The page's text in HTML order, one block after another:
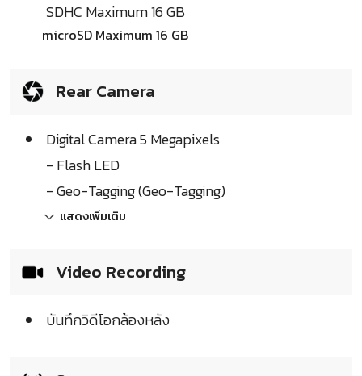
SDHC Maximum 16 GB
microSD Maximum 16 GB
Rear Camera
Digital Camera 5 Megapixels
- Flash LED
- Geo-Tagging (Geo-Tagging)
แสดงเพิ่มเติม
Video Recording
บันทึกวิดีโอกล้องหลัง